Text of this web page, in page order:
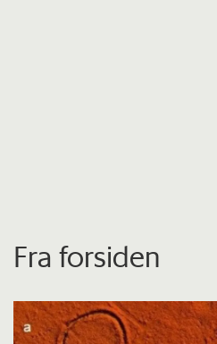
Fra forsiden